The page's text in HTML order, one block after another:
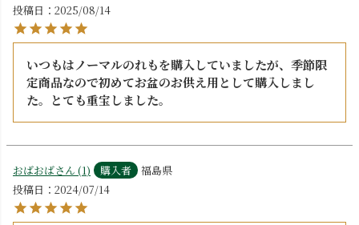
投稿日
2025/08/14
いつもはノーマルのれもを購入していましたが、季節限
定商品なので初めてお盆のお供え用として購入しまし
た。とても重宝しました。
おばおば 1 購入者
福島県
投稿日
2024/07/14